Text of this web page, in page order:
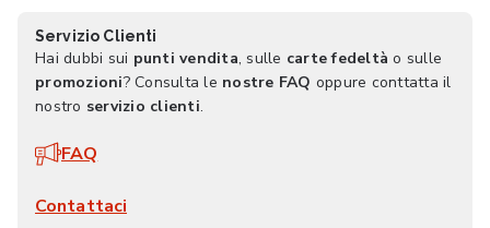
Servizio Clienti
Hai dubbi sui punti vendita, sulle carte fedeltà o sulle
promozioni? Consulta le nostre FAQ oppure conttatta il
nostro servizio clienti.
FAQ
Contattaci